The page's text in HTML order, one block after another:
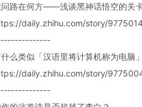
问路在何方——浅谈黑神话悟空的关
daily.zhihu.com/story/
么类似「汉语里将计算机称为电脑
daily.zhihu.com/story/